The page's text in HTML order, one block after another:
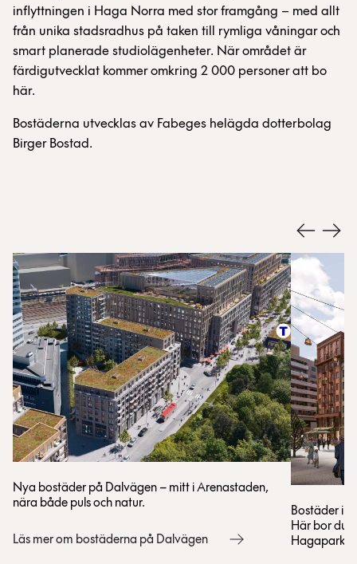
inflyttningen i Haga Norra med stor framgång – med allt
från unika stadsradhus på taken till rymliga våningar och
smart planerade studiolägenheter. När området är
färdigutvecklat kommer omkring 2 000 personer att bo
här.
Bostäderna utvecklas av Fabeges helägda dotterbolag
Birger Bostad.
Nya bostäder på Dalvägen – mitt i Arenastaden,
nära både puls och natur.
Läs mer om bostäderna på Dalvägen
Bostäder i
Här bor du i